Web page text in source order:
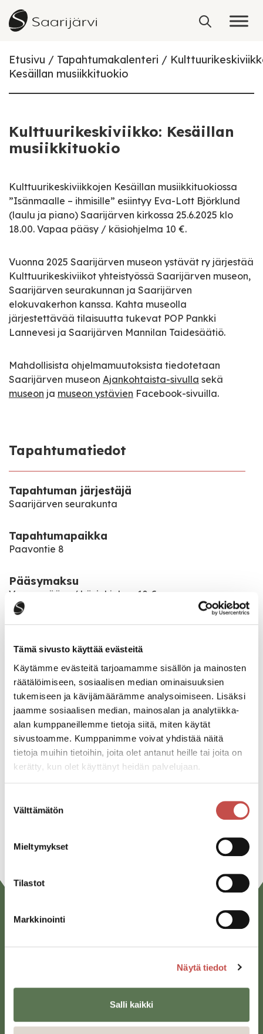
Tämä sivusto käyttää evästeitä
Käytämme evästeitä tarjoamamme sisällön ja mainosten
räätälöimiseen, sosiaalisen median ominaisuuksien
tukemiseen ja kävijämäärämme analysoimiseen. Lisäksi
jaamme sosiaalisen median, mainosalan ja analytiikka-
alan kumppaneillemme tietoja siitä, miten käytät
sivustoamme. Kumppanimme voivat yhdistää näitä
tietoja muihin tietoihin, joita olet antanut heille tai joita on
kerätty, kun olet käyttänyt heidän palvelujaan.
valinta
Välttämätön
Mieltymykset
Tilastot
Markkinointi
Näytä tiedot
Salli kaikki
Skip to content
Etusivu Tapahtumakalenteri
Kesäillan musiikkituokio
Kulttuurikeskiviikko: Kesäillan
musiikkituokio
Kulttuurikeskiviikkojen Kesäillan musiikkituokiossa
”Isänmaalle – ihmisille” esiintyy Eva-Lott Björklund
(laulu ja piano) Saarijärven kirkossa 25.6.2025 klo
18.00. Vapaa pääsy / käsiohjelma 10 €.
Vuonna 2025 Saarijärven museon ystävät ry järjestää
Kulttuurikeskiviikot yhteistyössä Saarijärven museon,
Saarijärven seurakunnan ja Saarijärven
elokuvakerhon kanssa. Kahta museolla
järjestettävää tilaisuutta tukevat POP Pankki
Lannevesi ja Saarijärven Mannilan Taidesäätiö.
Mahdollisista ohjelmamuutoksista tiedotetaan
Saarijärven museon Ajankohtaista-sivulla sekä
museon ja museon ystävien Facebook-sivuilla.
Tapahtumatiedot
Tapahtuman järjestäjä
Saarijärven seurakunta
Tapahtumapaikka
Paavontie 8
Pääsymaksu
Vapaa pääsy / käsiohjelma 10 €
Tapahtuma järjestetään
Katso kaikki tapahtumat
Jaa tapahtuma:
Facebook
Sivulantie 11, PL 13